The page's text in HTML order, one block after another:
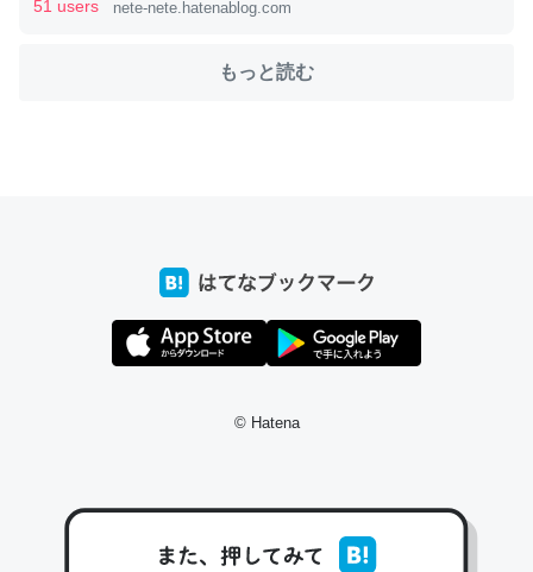
コミュニケーションが劇的に変化した｜tayorini by LIFULL介護
私も3年前ぐらいに祖母の家に設置した。ポケットWifiみ
https://toyoshi.hatenablog.com/entry/2019/05/15/1805
51 users nete-nete.hatenablog.com
もっと読む
© Hatena